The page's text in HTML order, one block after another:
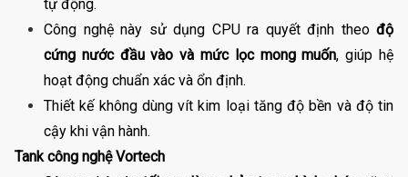
tự động.
Công nghệ này sử dụng CPU ra quyết định theo độ
cứng nước đầu vào và mức lọc mong muốn, giúp hệ
hoạt động chuẩn xác và ổn định.
Thiết kế không dùng vít kim loại tăng độ bền và độ tin
cậy khi vận hành.
Tank công nghệ Vortech